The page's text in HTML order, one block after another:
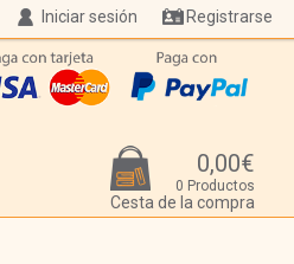
Iniciar sesión Registrarse
0,00€
0 Productos
Cesta de la compra